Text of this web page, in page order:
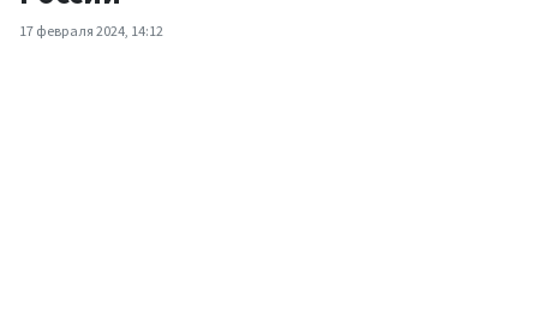
17 февраля 2024, 14:12